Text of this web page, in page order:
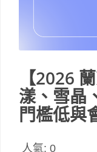
【2026
漾、雪晶
門檻低與
人氣: 0